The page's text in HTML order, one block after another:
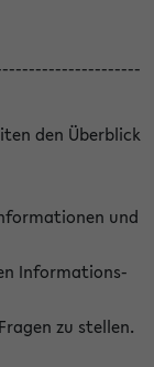
den Überblick
und
Informations-
zu stellen.